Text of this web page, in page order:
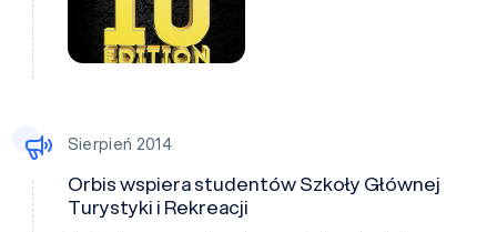
Sierpień 2014
Orbis wspiera studentów Szkoły Głównej
Turystyki i Rekreacji